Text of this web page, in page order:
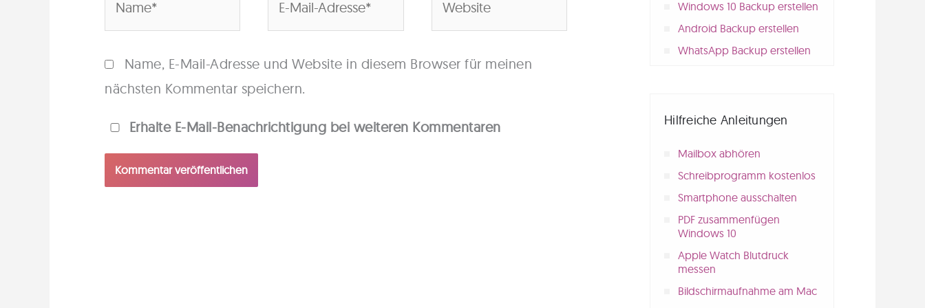
Name, E-Mail-Adresse und Website in diesem Browser für meinen
nächsten Kommentar speichern.
Erhalte E-Mail-Benachrichtigung bei weiteren Kommentaren
Windows 10 Backup erstellen
Android Backup erstellen
WhatsApp Backup erstellen
Hilfreiche Anleitungen
Mailbox abhören
Schreibprogramm kostenlos
Smartphone ausschalten
PDF zusammenfügen
Windows 10
Apple Watch Blutdruck
messen
Bildschirmaufnahme am Mac